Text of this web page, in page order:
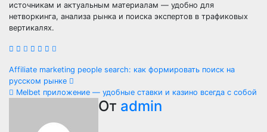
источникам и актуальным материалам — удобно для
нетворкинга, анализа рынка и поиска экспертов в трафиковых
вертикалях.
Навигация
по
записям
Affiliate marketing people search: как формировать поиск на
русском рынке
Melbet приложение — удобные ставки и казино всегда с собой
От admin